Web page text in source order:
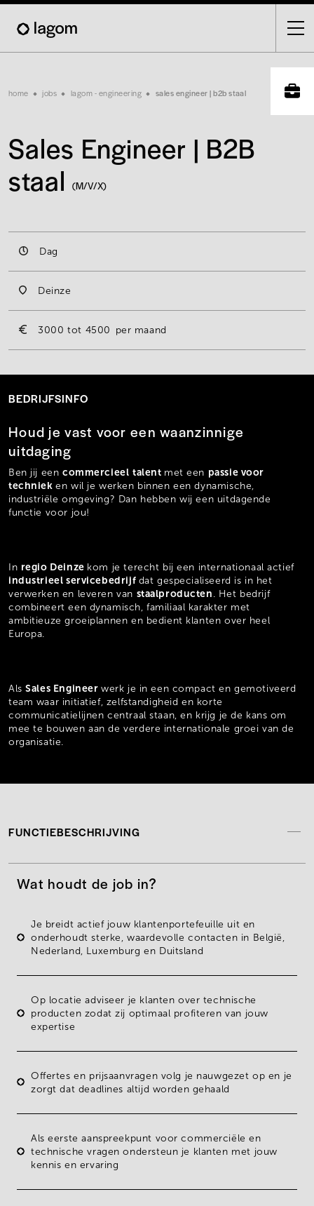
Skip
main
Breadcrumb
home jobs lagom - engineering sales engineer | b2b staal
Sales Engineer | B2B
staal
(M/V/X)
Dag
Deinze
3000 4500 per maand
BEDRIJFSINFO
Houd je vast voor een waanzinnige
uitdaging
Ben jij een commercieel talent met een passie voor
technieken wil je werken binnen een dynamische,
industriële omgeving? Dan hebben wij een uitdagende
functie voor jou!
In regio Deinze kom je terecht bij een internationaal actief
industrieel servicebedrijf dat gespecialiseerd is in het
verwerken en leveren van staalproducten
. Het bedrijf
combineert een dynamisch, familiaal karakter met
ambitieuze groeiplannen en bedient klanten over heel
Europa.
AlsSales Engineerwerk je in een compact en gemotiveerd
team waar initiatief, zelfstandigheid en korte
communicatielijnen centraal staan, en krijg je de kans om
mee te bouwen aan de verdere internationale groei van de
organisatie.
FUNCTIEBESCHRIJVING
Wat houdt de job in?
Je breidt actief jouw klantenportefeuille uit en
onderhoudt sterke, waardevolle contacten in België
Nederland
Luxemburgen Duitsland
Op locatieadviseer je klantenover technische
producten zodat zij optimaal profiteren van jouw
expertise
Offertes en prijsaanvragen volg je nauwgezet op en je
zorgt dat deadlines altijd worden gehaald
Als eersteaanspreekpunt voor commerciële en
technische vragen ondersteun je klanten met jouw
kennis en ervaring